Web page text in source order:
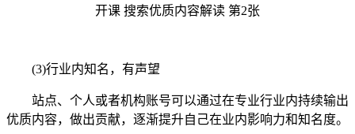
(3)行业内知名，有声望
站点、个人或者机构账号可以通过在专业行业内持续输出
优质内容，做出贡献，逐渐提升自己在业内影响力和知名度。